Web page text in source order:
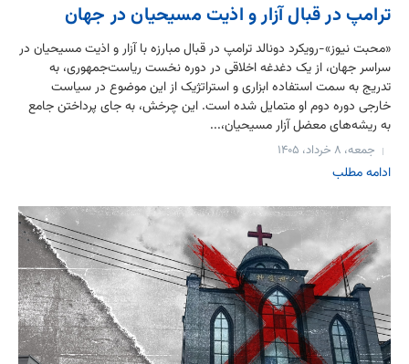
ترامپ در قبال آزار و اذیت مسیحیان در جهان
«محبت نیوز»-رویکرد دونالد ترامپ در قبال مبارزه با آزار و اذیت مسیحیان در
سراسر جهان، از یک دغدغه اخلاقی در دوره نخست ریاست‌جمهوری، به
تدریج به سمت استفاده ابزاری و استراتژیک از این موضوع در سیاست
خارجی دوره دوم او متمایل شده است. این چرخش، به جای پرداختن جامع
به ریشه‌های معضل آزار مسیحیان،...
جمعه، ۸ خرداد، ۱۴۰۵
ادامه مطلب